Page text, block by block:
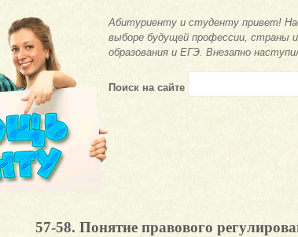
Абитуриенту и студенту привет!
выборе будущей профессии, страны
образования и ЕГЭ. Внезапно
Поиск на сайте
57-58. Понятие правового